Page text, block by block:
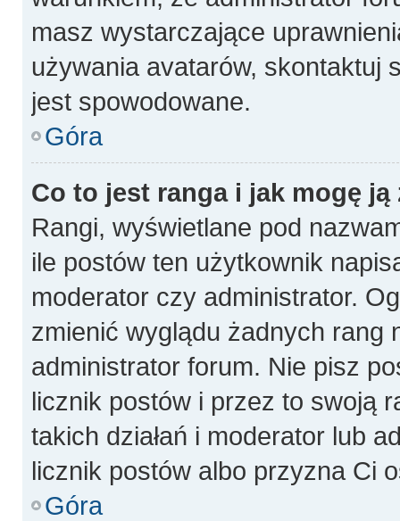
masz wystarczające
używania avatarów, skontaktuj
jest spowodowane.
Góra
Co to jest ranga i jak mogę ją
Rangi, wyświetlane pod
ile postów ten użytkownik
moderator czy administrator.
zmienić wyglądu żadnych rang
administrator forum. Nie pisz
licznik postów i przez to swoją
takich działań i moderator lub
licznik postów albo przyzna Ci
Góra